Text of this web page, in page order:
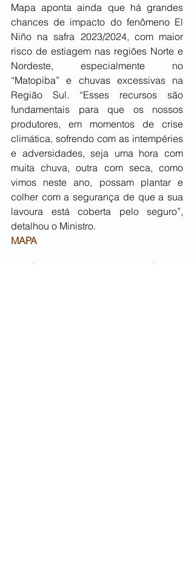
Mapa aponta ainda que há grandes
chances de impacto do fenômeno El
Niño na safra 2023/2024, com maior
risco de estiagem nas regiões Norte e
Nordeste, especialmente no
“Matopiba” e chuvas excessivas na
Região Sul. “Esses recursos são
fundamentais para que os nossos
produtores, em momentos de crise
climática, sofrendo com as intempéries
e adversidades, seja uma hora com
muita chuva, outra com seca, como
vimos neste ano, possam plantar e
colher com a segurança de que a sua
lavoura está coberta pelo seguro”,
detalhou o Ministro.
MAPA